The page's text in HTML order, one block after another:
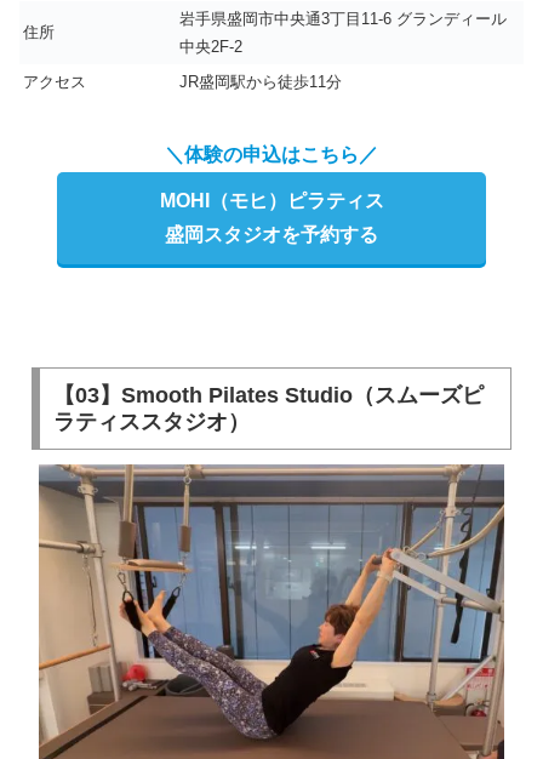
住所
岩手県盛岡市中央通3丁目11-6 グランディール
中央2F-2
アクセス
JR盛岡駅から徒歩11分
＼体験の申込はこちら／
MOHI（モヒ）ピラティス
盛岡スタジオを予約する
【03】Smooth Pilates Studio（スムーズピ
ラティススタジオ）